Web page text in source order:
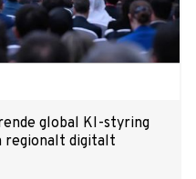
global KI-styring
regionalt digitalt